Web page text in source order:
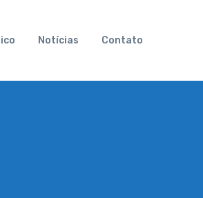
Notícias Contato